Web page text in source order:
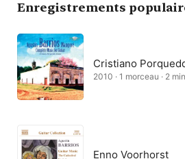
Enregistrements
Cristiano
2010 · 1 morceau · 2 min
Enno Voorhorst